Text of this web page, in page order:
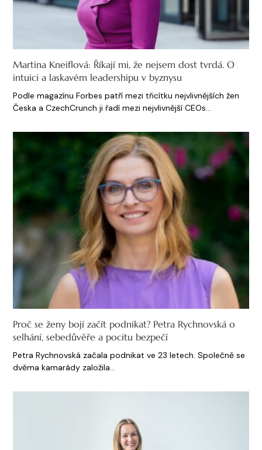
Martina Kneiflová: Říkají mi, že nejsem dost tvrdá. O
intuici a laskavém leadershipu v byznysu
Podle magazínu Forbes patří mezi třicítku nejvlivnějších žen
Česka a CzechCrunch ji řadí mezi nejvlivnější CEOs…
Proč se ženy bojí začít podnikat? Petra Rychnovská o
selhání, sebedůvěře a pocitu bezpečí
Petra Rychnovská začala podnikat ve 23 letech. Společně se
dvěma kamarády založila…